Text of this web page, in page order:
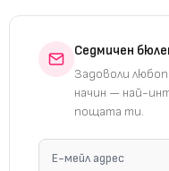
Седмичен
Задоволи
начин — най-
пощата ти.